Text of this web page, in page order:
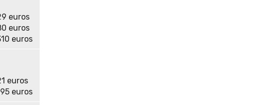
euros
euros
euros
euros
euros